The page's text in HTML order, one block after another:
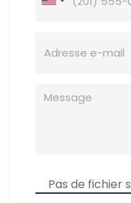
Pas de fichier